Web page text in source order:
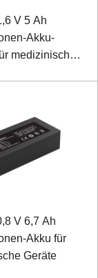
V 5 Ah
Akku-
medizinische
V 6,7 Ah
Akku für
Geräte